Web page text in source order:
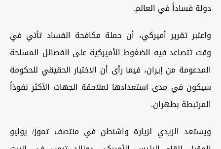
دولة فساداً في العالم.
واعتبر تقرير أميركي، أن حملة مكافحة الفساد تأتي في
وقت تتصاعد فيه الضغوط الأميركية على الفصائل المسلحة
المدعومة من إيران، فيما رأى أن الاختبار الحقيقي للحكومة
سيكون في مدى استعدادها لملاحقة الجهات الأكثر نفوذاً
المرتبطة بطهران.
ويستعد الزيدي لزيارة واشنطن في منتصف تموز/ يوليو